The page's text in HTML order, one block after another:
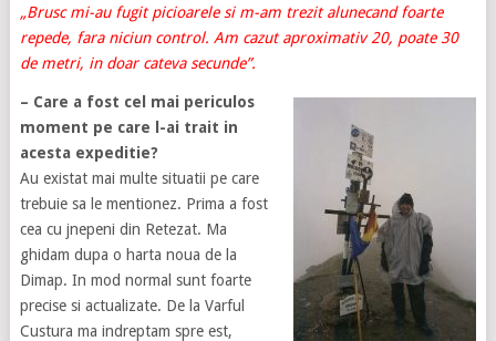
„Brusc mi-au fugit picioarele si m-am trezit alunecand foarte
repede, fara niciun control. Am cazut aproximativ 20, poate 30
de metri, in doar cateva secunde”.
– Care a fost cel mai periculos
moment pe care l-ai trait in
acesta expeditie?
Au existat mai multe situatii pe care
trebuie sa le mentionez. Prima a fost
cea cu jnepeni din Retezat. Ma
ghidam dupa o harta noua de la
Dimap. In mod normal sunt foarte
precise si actualizate. De la Varful
Custura ma indreptam spre est,